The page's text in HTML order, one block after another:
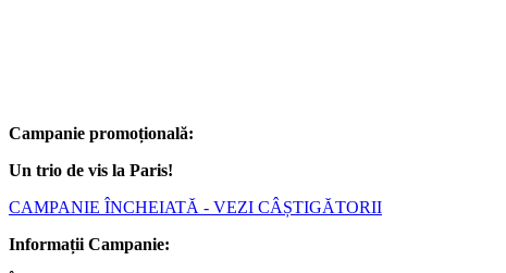
Campanie promoțională:
Un trio de vis la Paris!
CAMPANIE ÎNCHEIATĂ - VEZI CÂȘTIGĂTORII
Informații Campanie: